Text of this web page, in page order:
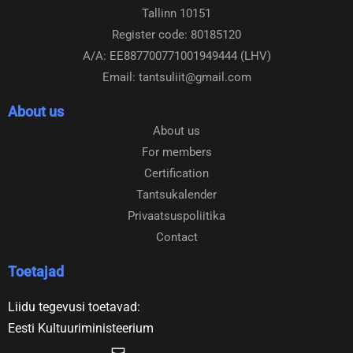
o
o
k
g
r
a
m
Tallinn 10151
Register code: 80185120
A/A: EE887700771001949444 (LHV)
Email: tantsuliit@gmail.com
About us
About us
For members
Certification
Tantsukalender
Privaatsuspoliitika
Contact
Toetajad
Liidu tegevusi toetavad:
Eesti Kultuuriministeerium